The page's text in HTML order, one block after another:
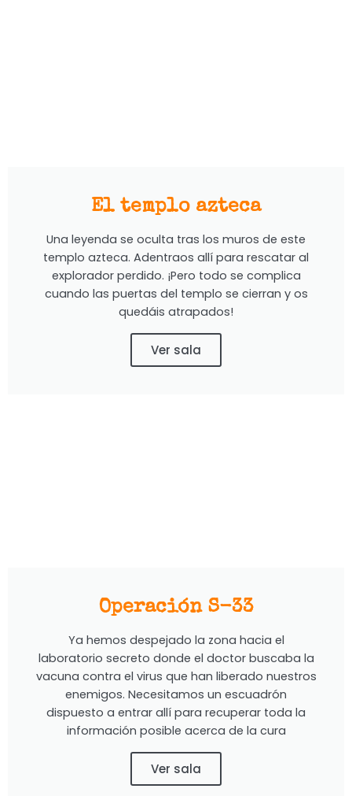
El templo azteca
Una leyenda se oculta tras los muros de este
templo azteca. Adentraos allí para rescatar al
explorador perdido. ¡Pero todo se complica
cuando las puertas del templo se cierran y os
quedáis atrapados!
Ver sala
Operación S-33
Ya hemos despejado la zona hacia el
laboratorio secreto donde el doctor buscaba la
vacuna contra el virus que han liberado nuestros
enemigos. Necesitamos un escuadrón
dispuesto a entrar allí para recuperar toda la
información posible acerca de la cura
Ver sala